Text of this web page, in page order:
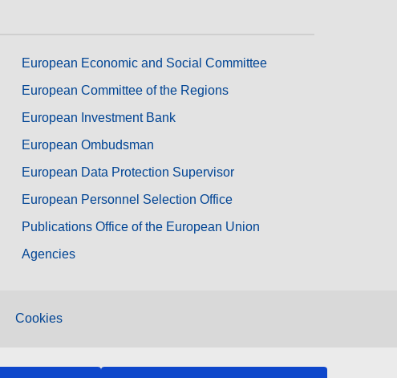
European Economic and Social Committee
European Committee of the Regions
European Investment Bank
European Ombudsman
European Data Protection Supervisor
European Personnel Selection Office
Publications Office of the European Union
Agencies
Cookies